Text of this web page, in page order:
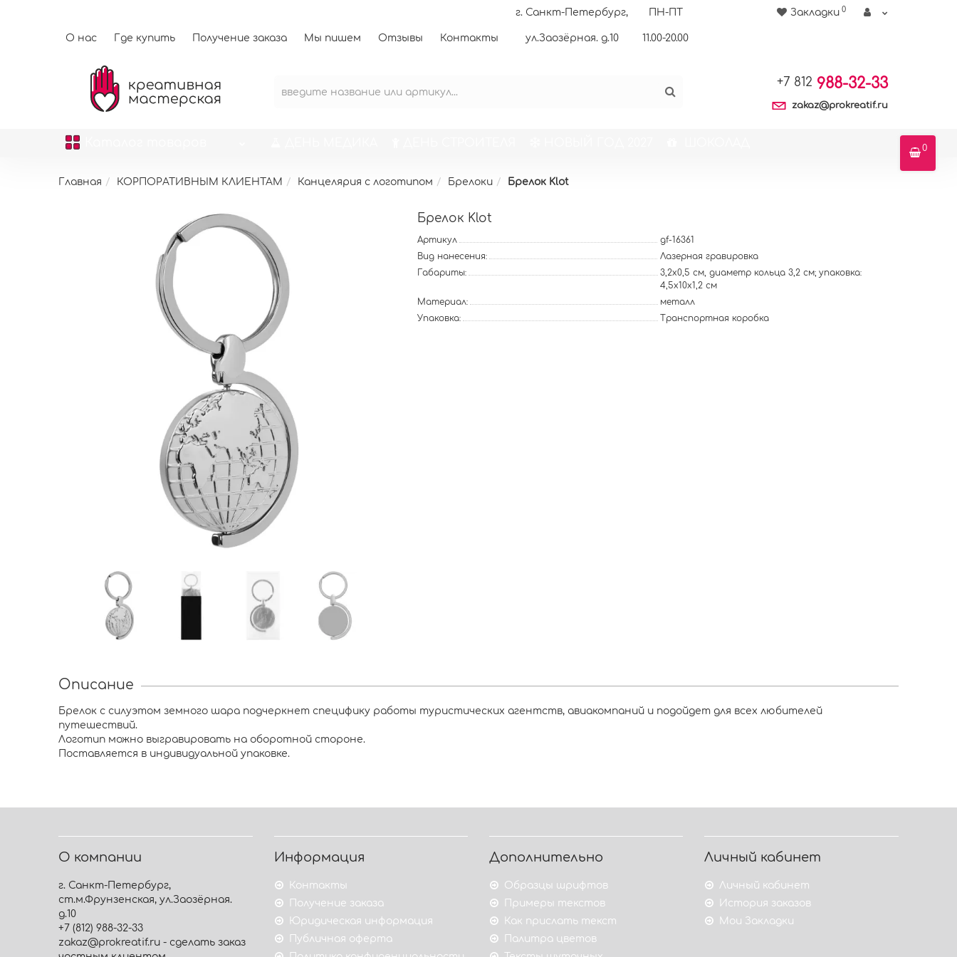
О нас Где купить Получение заказа Мы пишем Отзывы Контакты
г. Санкт-Петербург,
ул.Заозёрная. д.10
ПН-ПТ
11.00-20.00
Закладки 0
+7 812 988-32-33
zakaz@prokreatif.ru
0
Главная КОРПОРАТИВНЫМ КЛИЕНТАМ Канцелярия с логотипом Брелоки Брелок Klot
Брелок Klot
Артикул
gf-16361
Вид нанесения:
Лазерная гравировка
Габариты:
3,2x0,5 см, диаметр кольца 3,2 см; упаковка:
4,5x10x1,2 см
Материал:
металл
Упаковка:
Транспортная коробка
Описание
Брелок с силуэтом земного шара подчеркнет специфику работы туристических агентств, авиакомпаний и подойдет для всех любителей
путешествий.
Логотип можно выгравировать на оборотной стороне.
Поставляется в индивидуальной упаковке.
О компании
г. Санкт-Петербург,
ст.м.Фрунзенская, ул.Заозёрная.
д.10
+7 (812) 988-32-33
zakaz@prokreatif.ru - сделать заказ
Информация
Контакты
Получение заказа
Юридическая информация
Публичная оферта
Дополнительно
Образцы шрифтов
Примеры текстов
Как прислать текст
Палитра цветов
Личный кабинет
Личный кабинет
История заказов
Мои Закладки